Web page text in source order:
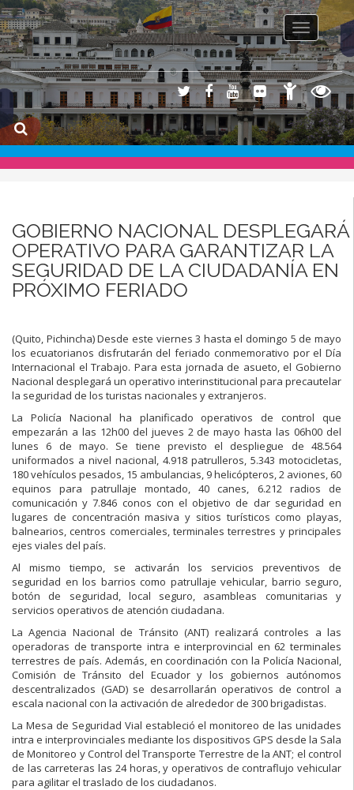
Toggle
GOBIERNO NACIONAL DESPLEGARÁ
OPERATIVO PARA GARANTIZAR LA
SEGURIDAD DE LA CIUDADANÍA EN
PRÓXIMO FERIADO
(Quito, Pichincha) Desde este viernes 3 hasta el domingo 5 de mayo
los ecuatorianos disfrutarán del feriado conmemorativo por el Día
Internacional el Trabajo. Para esta jornada de asueto, el Gobierno
Nacional desplegará un operativo interinstitucional para precautelar
la seguridad de los turistas nacionales y extranjeros.
La Policía Nacional ha planificado operativos de control que
empezarán a las 12h00 del jueves 2 de mayo hasta las 06h00 del
lunes 6 de mayo. Se tiene previsto el despliegue de 48.564
uniformados a nivel nacional, 4.918 patrulleros, 5.343 motocicletas,
180 vehículos pesados, 15 ambulancias, 9 helicópteros, 2 aviones, 60
equinos para patrullaje montado, 40 canes, 6.212 radios de
comunicación y 7.846 conos con el objetivo de dar seguridad en
lugares de concentración masiva y sitios turísticos como playas,
balnearios, centros comerciales, terminales terrestres y principales
ejes viales del país.
Al mismo tiempo, se activarán los servicios preventivos de
seguridad en los barrios como patrullaje vehicular, barrio seguro,
botón de seguridad, local seguro, asambleas comunitarias y
servicios operativos de atención ciudadana.
La Agencia Nacional de Tránsito (ANT) realizará controles a las
operadoras de transporte intra e interprovincial en 62 terminales
terrestres de país. Además, en coordinación con la Policía Nacional,
Comisión de Tránsito del Ecuador y los gobiernos autónomos
descentralizados (GAD) se desarrollarán operativos de control a
escala nacional con la activación de alrededor de 300 brigadistas.
La Mesa de Seguridad Vial estableció el monitoreo de las unidades
intra e interprovinciales mediante los dispositivos GPS desde la Sala
de Monitoreo y Control del Transporte Terrestre de la ANT; el control
de las carreteras las 24 horas, y operativos de contraflujo vehicular
para agilitar el traslado de los ciudadanos.